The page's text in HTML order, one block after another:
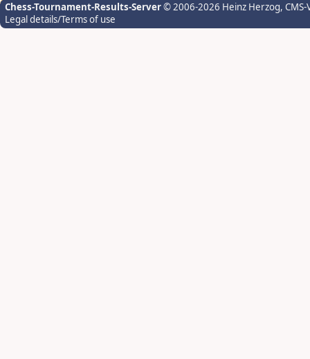
Chess-Tournament-Results-Server© 2006-2026 Heinz Herzog,
Legal details/Terms of use